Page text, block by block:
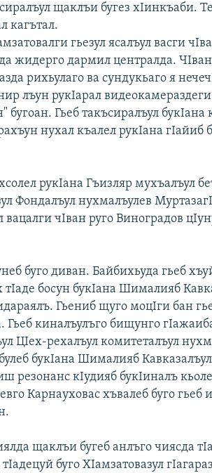
щаклъи бугез хIинкъаби.
кагътал.
гьезул ясалъул васги
жидерго дармил централда.
рихьулаго ва сундукьаго я
лъун рукIарал
бугоан. Гьеб такъсиралъул букIана
нухал къалел рукIана гIайиб
рукIана Гъизляр мухъалъул
Фондалъул нухмалъулев
вацалги чIван руго Виноградов
буго диван. Байбихьуда гьеб
босун букIана Шималияб
Гьениб щуго моцIги бан
Гьеб киналъулъго бищунго
ЦIех-рехалъул комитеталъул
букIана Шималияб
резонанс кIудияб букIиналъ
Карнауховас хъвалеб буго гьеб
щаклъи бугеб анлъго чиясда
буго ХIамзатовазул